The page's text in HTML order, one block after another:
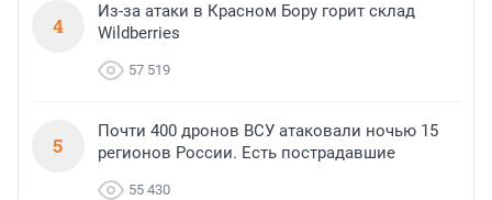
4
Из-за атаки в Красном Бору горит склад
Wildberries
57 519
5
Почти 400 дронов ВСУ атаковали ночью 15
регионов России. Есть пострадавшие
55 430